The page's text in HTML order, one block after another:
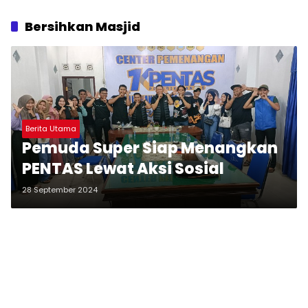
Bersihkan Masjid
Berita Utama
Pemuda Super Siap Menangkan
PENTAS Lewat Aksi Sosial
28 September 2024